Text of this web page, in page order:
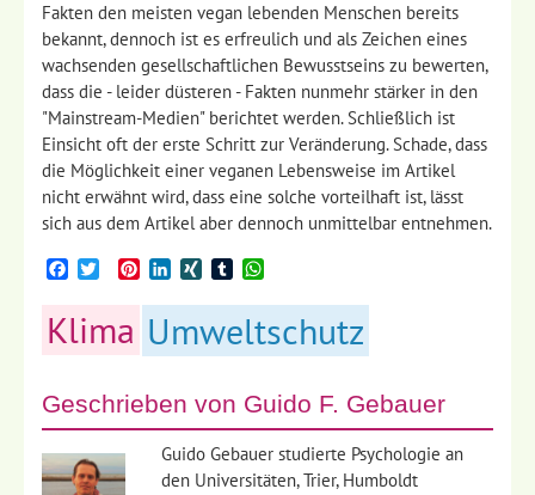
Fakten den meisten vegan lebenden Menschen bereits
bekannt, dennoch ist es erfreulich und als Zeichen eines
wachsenden gesellschaftlichen Bewusstseins zu bewerten,
dass die - leider düsteren - Fakten nunmehr stärker in den
"Mainstream-Medien" berichtet werden. Schließlich ist
Einsicht oft der erste Schritt zur Veränderung. Schade, dass
die Möglichkeit einer veganen Lebensweise im Artikel
nicht erwähnt wird, dass eine solche vorteilhaft ist, lässt
sich aus dem Artikel aber dennoch unmittelbar entnehmen.
Facebook
TwitterPinterestLinkedIn
XINGTumblr
Klima Umweltschutz
Geschrieben von Guido F. Gebauer
Guido Gebauer studierte Psychologie an
den Universitäten, Trier, Humboldt